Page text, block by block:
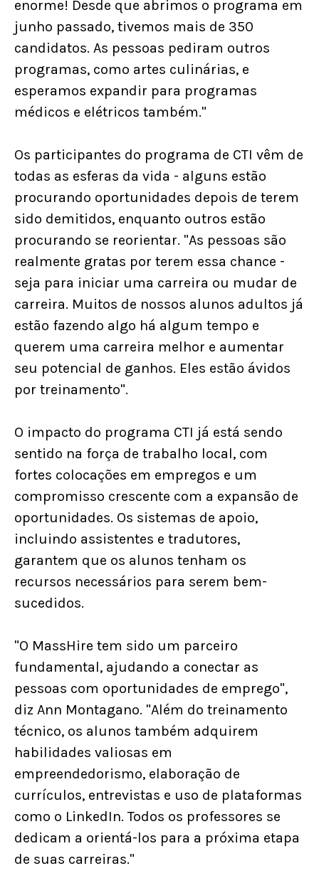
enorme! Desde que abrimos o programa em
junho passado, tivemos mais de 350
candidatos. As pessoas pediram outros
programas, como artes culinárias, e
esperamos expandir para programas
médicos e elétricos também."
Os participantes do programa de CTI vêm de
todas as esferas da vida - alguns estão
procurando oportunidades depois de terem
sido demitidos, enquanto outros estão
procurando se reorientar. "As pessoas são
realmente gratas por terem essa chance -
seja para iniciar uma carreira ou mudar de
carreira. Muitos de nossos alunos adultos já
estão fazendo algo há algum tempo e
querem uma carreira melhor e aumentar
seu potencial de ganhos. Eles estão ávidos
por treinamento".
O impacto do programa CTI já está sendo
sentido na força de trabalho local, com
fortes colocações em empregos e um
compromisso crescente com a expansão de
oportunidades. Os sistemas de apoio,
incluindo assistentes e tradutores,
garantem que os alunos tenham os
recursos necessários para serem bem-
sucedidos.
"O MassHire tem sido um parceiro
fundamental, ajudando a conectar as
pessoas com oportunidades de emprego",
diz Ann Montagano. "Além do treinamento
técnico, os alunos também adquirem
habilidades valiosas em
empreendedorismo, elaboração de
currículos, entrevistas e uso de plataformas
como o LinkedIn. Todos os professores se
dedicam a orientá-los para a próxima etapa
de suas carreiras."